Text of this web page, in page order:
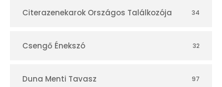
r
Citerazenekarok Országos Találkozója 34
Csengő Énekszó 32
Duna Menti Tavasz 97